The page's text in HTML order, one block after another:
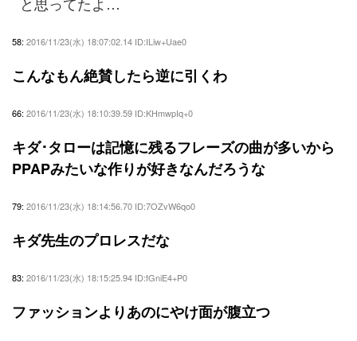
58: 2016/11/23(水) 18:07:02.14 ID:ILiw+Uae0
こんなもん絶賛したら逆に引くわ
66: 2016/11/23(水) 18:10:39.59 ID:KHmwpIq+0
キダ･タローは記憶に残るフレーズの曲が多いから
PPAPみたいな作りが好きなんだろうな
79: 2016/11/23(水) 18:14:56.70 ID:7OZvW6qo0
キダ先生のプロレスだな
83: 2016/11/23(水) 18:15:25.94 ID:fGniE4+P0
ファッションよりあのにやけ面が腹立つ